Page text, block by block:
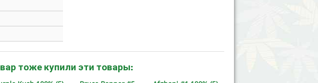
тоже купили эти товары: